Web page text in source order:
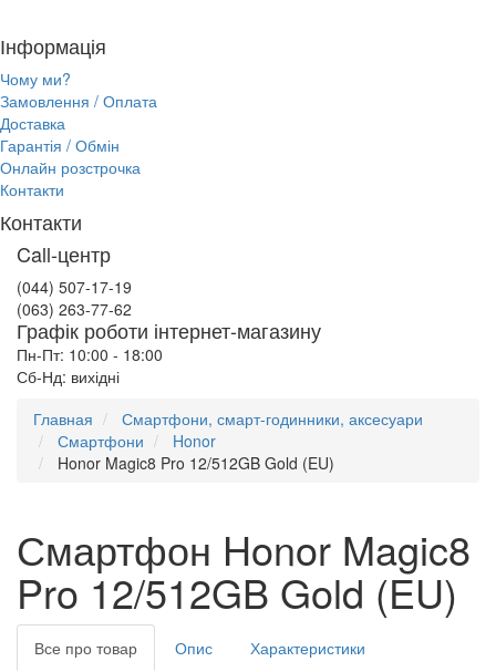
Інформація
Чому ми?
Замовлення / Оплата
Доставка
Гарантія / Обмін
Онлайн розстрочка
Контакти
Контакти
Call-центр
(044) 507-17-19
(063) 263-77-62
Графік роботи інтернет-магазину
Пн-Пт: 10:00 - 18:00
Сб-Нд: вихідні
Главная
Смартфони, смарт-годинники, аксесуари
Смартфони
Honor
Honor Magic8 Pro 12/512GB Gold (EU)
Смартфон Honor Magic8
Pro 12/512GB Gold (EU)
Все про товар Опис Характеристики